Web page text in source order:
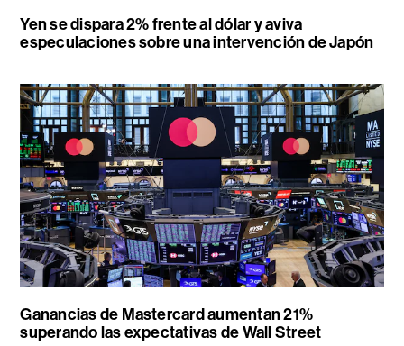
Yen se dispara 2% frente al dólar y aviva
especulaciones sobre una intervención de Japón
Ganancias de Mastercard aumentan 21%
superando las expectativas de Wall Street